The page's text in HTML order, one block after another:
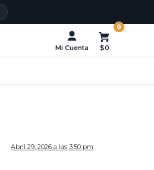
Mi Cuenta
0
$0
Abril 29, 2026 a las 3:50 pm